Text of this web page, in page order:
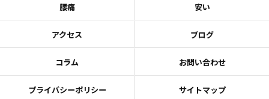
腰痛 安い
アクセス ブログ
コラム お問い合わせ
プライバシーポリシー サイトマップ